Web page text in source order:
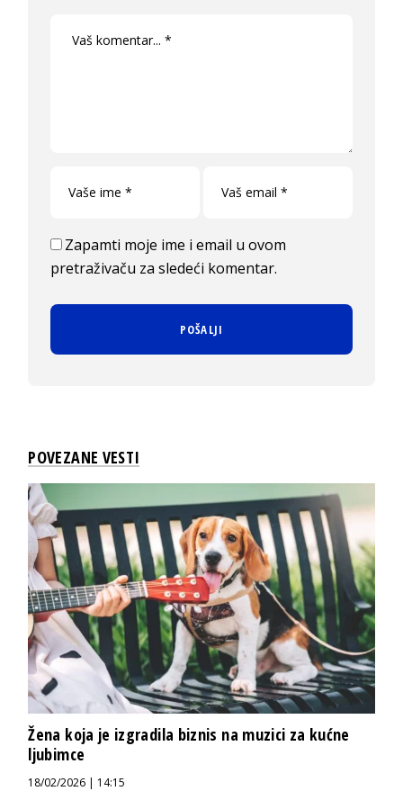
Zapamti moje ime i email u ovom
pretraživaču za sledeći komentar.
POVEZANE VESTI
Žena koja je izgradila biznis na muzici za kućne
ljubimce
18/02/2026 | 14:15